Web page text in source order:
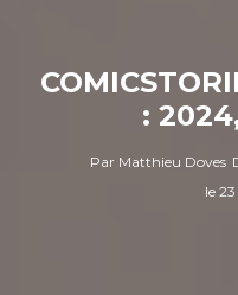
:
Par Matthieu Doves
le